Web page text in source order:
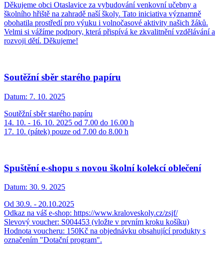
Děkujeme obci Otaslavice za vybudování venkovní učebny a
školního hřiště na zahradě naší školy. Tato iniciativa významně
obohatila prostředí pro výuku i volnočasové aktivity našich žáků.
Velmi si vážíme podpory, která přispívá ke zkvalitnění vzdělávání a
rozvoji dětí. Děkujeme!
Soutěžní sběr starého papíru
Datum: 7. 10. 2025
Soutěžní sběr starého papíru
14. 10. - 16. 10. 2025 od 7.00 do 16.00 h
17. 10. (pátek) pouze od 7.00 do 8.00 h
Spuštění e-shopu s novou školní kolekcí oblečení
Datum: 30. 9. 2025
Od 30.9. - 20.10.2025
Odkaz na váš e-shop: https://www.kraloveskoly.cz/zsjf/
Slevový voucher: S004453 (vložte v prvním kroku košíku)
Hodnota voucheru: 150Kč na objednávku obsahující produkty s
označením "Dotační program".